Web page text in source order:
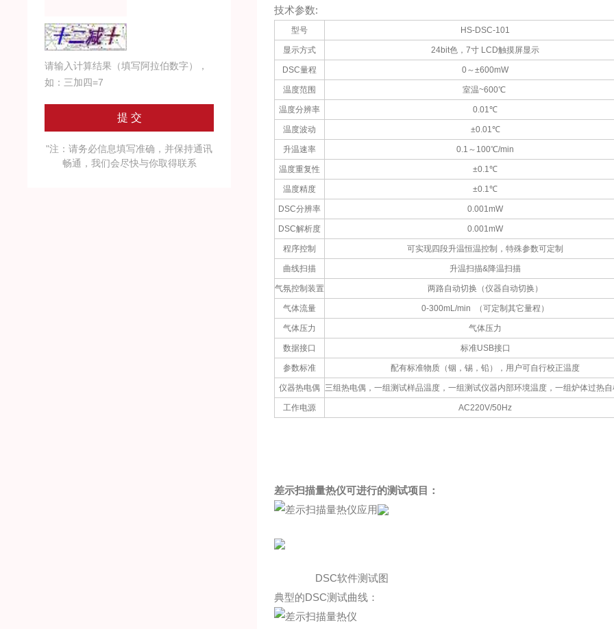
技术参数:
型号 HS-DSC-101
显示方式 24bit色，7寸 LCD触摸屏显示
DSC量程 0～±600mW
温度范围 室温~600℃
温度分辨率 0.01℃
温度波动 ±0.01℃
升温速率 0.1～100℃/min
温度重复性 ±0.1℃
温度精度 ±0.1℃
DSC分辨率 0.001mW
DSC解析度 0.001mW
程序控制 可实现四段升温恒温控制，特殊参数可定制
曲线扫描 升温扫描&降温扫描
气氛控制装置 两路自动切换（仪器自动切换）
气体流量 0-300mL/min （可定制其它量程）
气体压力 气体压力
数据接口 标准USB接口
参数标准 配有标准物质（铟，锡，铅），用户可自行校正温度
仪器热电偶 三组热电偶，一组测试样品温度，一组测试仪器内部环境温度，一组炉体过热
工作电源 AC220V/50Hz
差示扫描量热仪可进行的测试项目：
DSC软件测试图
典型的DSC测试曲线：
请输入计算结果（填写阿拉伯数字），
如：三加四=7
"注：请务必信息填写准确，并保持通讯
畅通，我们会尽快与你取得联系